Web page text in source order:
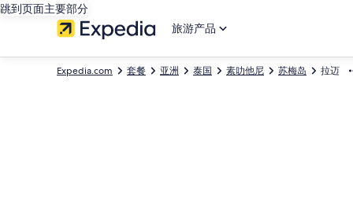
跳到页面主要部分
旅游产品
拉迈
苏梅岛
素叻他尼
泰国
亚洲
套餐
Expedia.com